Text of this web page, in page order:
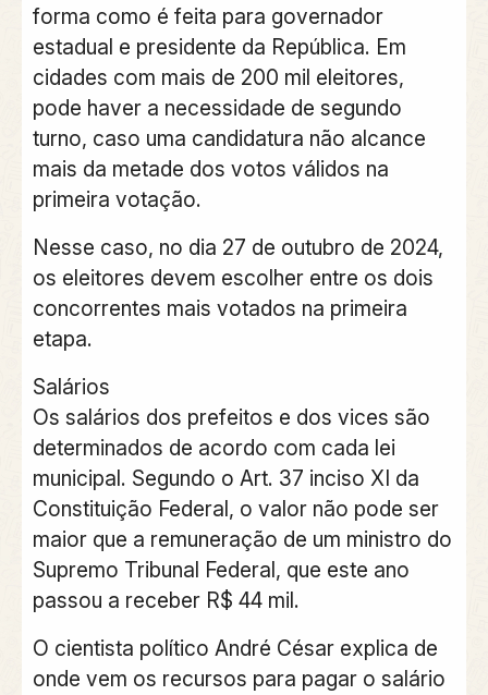
forma como é feita para governador
estadual e presidente da República. Em
cidades com mais de 200 mil eleitores,
pode haver a necessidade de segundo
turno, caso uma candidatura não alcance
mais da metade dos votos válidos na
primeira votação.
Nesse caso, no dia 27 de outubro de 2024,
os eleitores devem escolher entre os dois
concorrentes mais votados na primeira
etapa.
Salários
Os salários dos prefeitos e dos vices são
determinados de acordo com cada lei
municipal. Segundo o Art. 37 inciso XI da
Constituição Federal, o valor não pode ser
maior que a remuneração de um ministro do
Supremo Tribunal Federal, que este ano
passou a receber R$ 44 mil.
O cientista político André César explica de
onde vem os recursos para pagar o salário